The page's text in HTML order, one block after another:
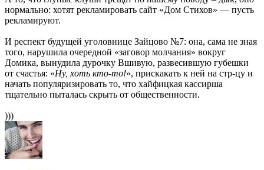
нормально: хотят рекламировать сайт «Дом Стихов» — пусть
рекламируют.
И респект будущей уголовнице Зайцово №7: она, сама не зная
того, нарушила очередной «заговор молчания» вокруг
Домика, вынудила дурочку Вшивую, развесившую губешки
от счастья: «Ну, хоть кто-то!», прискакать к ней на стр-цу и
начать популяризировать то, что хайфицкая кассирша
тщательно пыталась скрыть от общественности.
)))